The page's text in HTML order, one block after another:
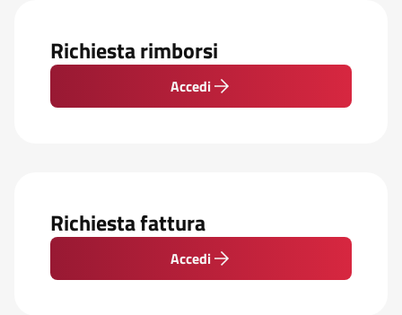
Richiesta rimborsi
Accedi
Richiesta fattura
Accedi